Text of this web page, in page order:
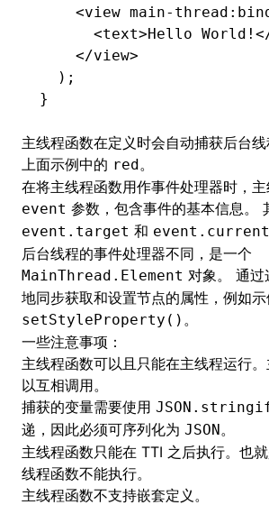
    <
view main-thread :
      <
text>Hello
    </
view>
  );
}
主线程函数在定义时会自动捕获后台
上面示例中的 red。
在将主线程函数用作事件处理器时，
event 参数，包含事件的基本信息。
event.target 和
后台线程的事件处理器不同，是一个
MainThread.Element 对象。 通过
地同步获取和设置节点的属性，例如
setStyleProperty() 。
一些注意事项：
主线程函数可以且只能在主线程运行
以互相调用。
捕获的变量需要使用
递，因此必须可序列化为 JSON。
主线程函数只能在 TTI 之后执行。也
线程函数不能执行。
主线程函数不支持嵌套定义。